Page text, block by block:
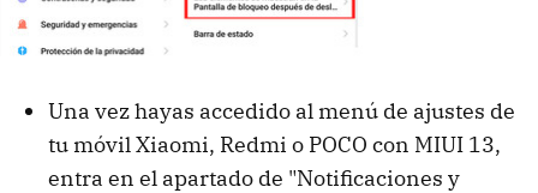
Una vez hayas accedido al menú de ajustes de
tu móvil Xiaomi, Redmi o POCO con MIUI 13,
entra en el apartado de "Notificaciones y